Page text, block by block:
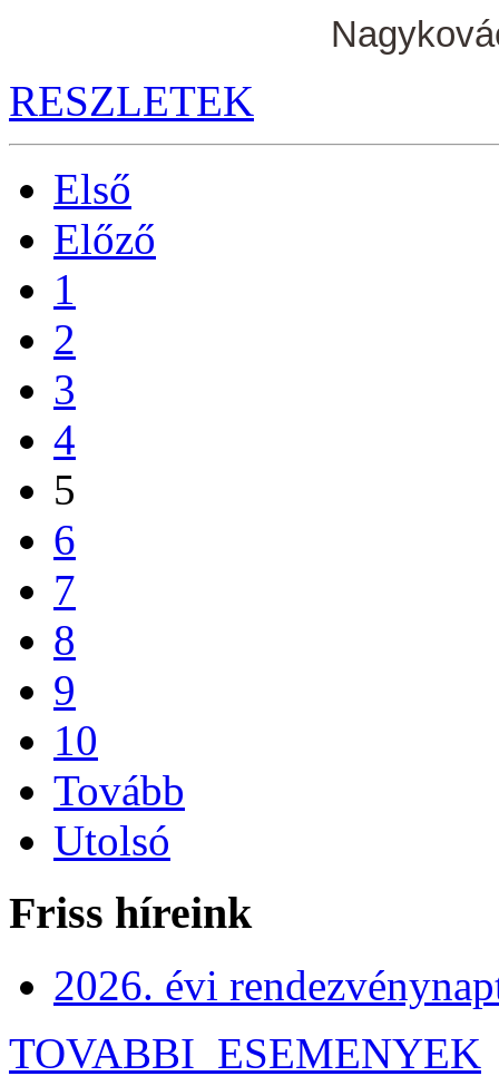
RESZLETEK
Első
Előző
1
2
3
4
5
6
7
8
9
10
Tovább
Utolsó
Friss híreink
2026. évi
TOVABBI_ESEMENYEK